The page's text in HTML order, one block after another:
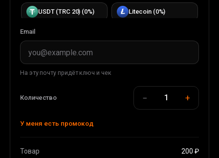
USDT (TRC 20) (0%) Litecoin(0%)
TRON(0 %)
USDT (BEP 20) BUSD (BEP20)
WMT(0 %)
%)
Email
На эту почту придёт ключ и чек
Количество − 1 +
У меня есть промокод
Товар 200 ₽